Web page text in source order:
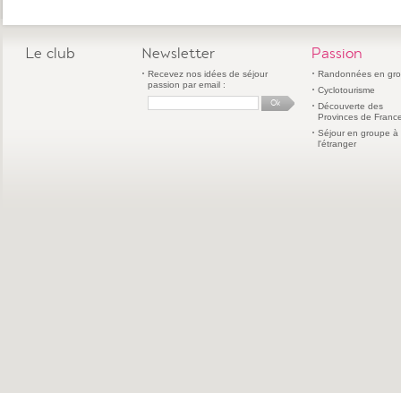
Le club Newsletter
Recevez nos idées de séjour
passion par email :
Passion
Randonnées en
Cyclotourisme
Découverte des
Provinces de
Séjour en groupe à
l'étranger